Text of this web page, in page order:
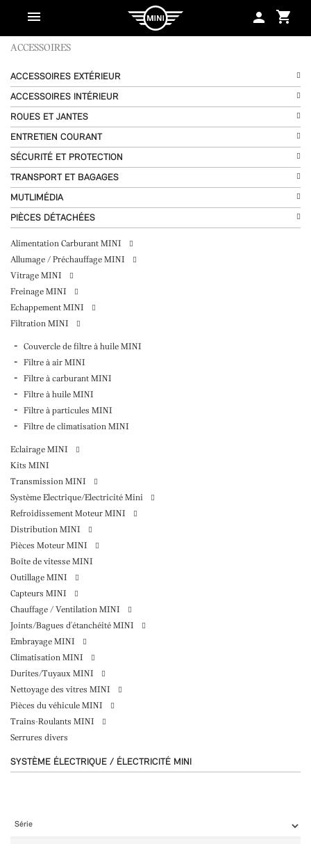
shopping_cart
person
ACCESSOIRES
ACCESSOIRES EXTÉRIEUR
ACCESSOIRES INTÉRIEUR
ROUES ET JANTES
ENTRETIEN COURANT
SÉCURITÉ ET PROTECTION
TRANSPORT ET BAGAGES
MUTLIMÉDIA
PIÈCES DÉTACHÉES
Alimentation Carburant MINI
Allumage / Préchauffage MINI
Vitrage MINI
Freinage MINI
Echappement MINI
Filtration MINI
Couvercle de filtre à huile MINI
Filtre à air MINI
Filtre à carburant MINI
Filtre à huile MINI
Filtre à particules MINI
Filtre de climatisation MINI
Eclairage MINI
Kits MINI
Transmission MINI
Système Electrique/Electricité Mini
Refroidissement Moteur MINI
Distribution MINI
Pièces Moteur MINI
Boîte de vitesse MINI
Outillage MINI
Capteurs MINI
Chauffage / Ventilation MINI
Joints/Bagues d'étanchéité MINI
Embrayage MINI
Climatisation MINI
Durites/Tuyaux MINI
Nettoyage des vitres MINI
Pièces du véhicule MINI
Trains-Roulants MINI
Serrures divers
SYSTÈME ÉLECTRIQUE / ÉLECTRICITÉ MINI